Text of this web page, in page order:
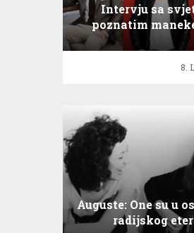
Intervju sa
poznatim
Deanom
8.
Auguste: One su u
radijskog